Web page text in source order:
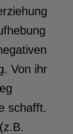
Von ihr
schafft.